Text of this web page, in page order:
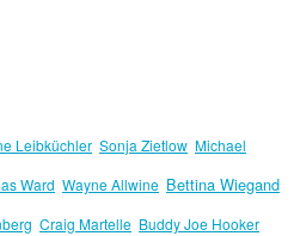
Leibküchler Sonja Zietlow Michael
Ward Wayne Allwine Bettina Wiegand
Craig Martelle Buddy Joe Hooker